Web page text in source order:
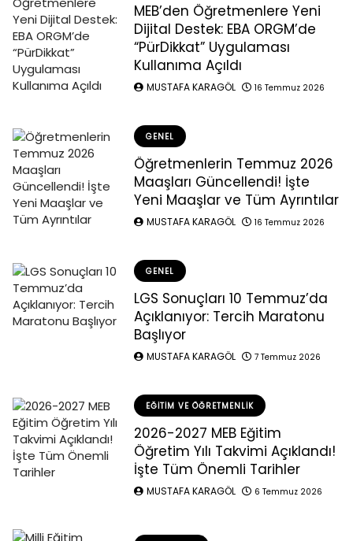
MEB’den Öğretmenlere Yeni
Dijital Destek: EBA ORGM’de
“PürDikkat” Uygulaması
Kullanıma Açıldı
MUSTAFA KARAGÖL 16 Temmuz 2026
GENEL
Öğretmenlerin Temmuz 2026
Maaşları Güncellendi! İşte
Yeni Maaşlar ve Tüm Ayrıntılar
MUSTAFA KARAGÖL 16 Temmuz 2026
GENEL
LGS Sonuçları 10 Temmuz’da
Açıklanıyor: Tercih Maratonu
Başlıyor
MUSTAFA KARAGÖL 7 Temmuz 2026
EĞITIM VE ÖĞRETMENLIK
2026-2027 MEB Eğitim
Öğretim Yılı Takvimi Açıklandı!
İşte Tüm Önemli Tarihler
MUSTAFA KARAGÖL 6 Temmuz 2026